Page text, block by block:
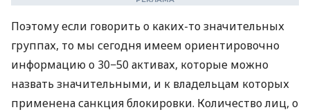
Поэтому если говорить о каких-то значительных
группах, то мы сегодня имеем ориентировочно
информацию о 30−50 активах, которые можно
назвать значительными, и к владельцам которых
применена санкция блокировки. Количество лиц, о